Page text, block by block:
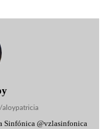
Sinfónica @vzlasinfonica